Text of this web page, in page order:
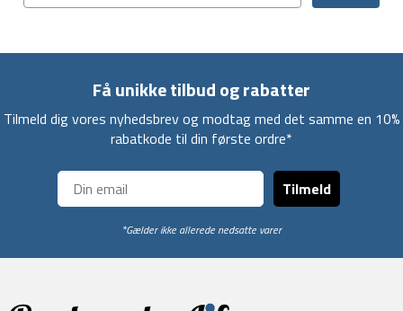
Få unikke tilbud og rabatter
Tilmeld dig vores nyhedsbrev og modtag med det samme en 10%
rabatkode til din første ordre*
Tilmeld
*Gælder ikke allerede nedsatte varer